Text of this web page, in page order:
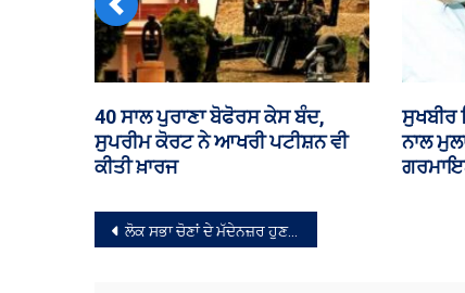
ਹੂਤੀ ਬਾਗੀਆਂ ਦੇ ਹਮਲੇ ‘ਚ ਯਮਨ ਦੇ 58
ਸੈਨਿਕਾਂ ਦੀ ਮੌਤ, ਸਾਊਦੀ ਅਰਬ ‘ਚ 11
ਲੋਕ ਜ਼ਖ਼ਮੀ
ਵਿਧਾਨ
ਚਰਚਾ
Previous
ਸੰਪਾਦਨਾ
ਲੋਕ ਸਭਾ ਚੋਣਾਂ ਦੇ ਮੱਦੇਨਜ਼ਰ ਹੁਣ ਤੱਕ 91 ਫੀਸਦੀ ਲਾਇਸੈਂਸੀ ਹਥਿਆਰ ਜਮ੍ਹਾਂ ਕਰਵਾਏ